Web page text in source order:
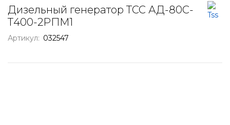
Дизельный генератор ТСС АД-80С-
Т400-2РПМ1
Артикул: 032547